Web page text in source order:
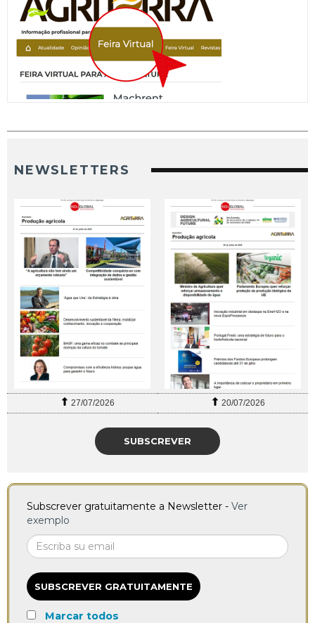
NEWSLETTERS
27/07/2026 20/07/2026
SUBSCREVER
Subscrever gratuitamente a Newsletter - Ver
exemplo
SUBSCREVER GRATUITAMENTE
Marcar todos